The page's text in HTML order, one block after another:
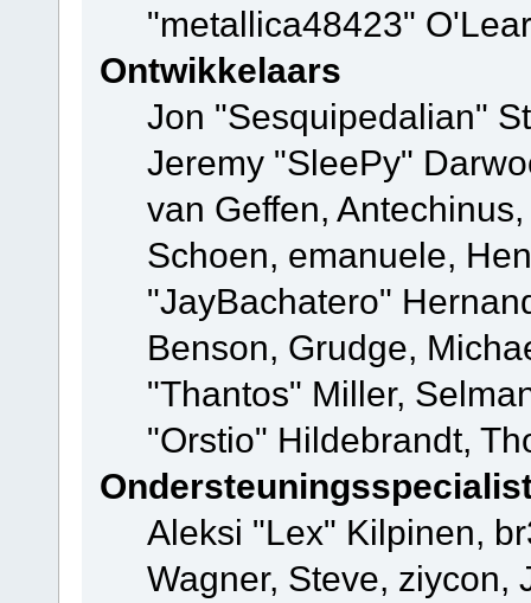
"metallica48423"
Ontwikkelaars
Jon "Sesquipedalian"
Jeremy "SleePy"
van Geffen,
Schoen, emanuele,
"JayBachatero"
Benson, Grudge,
"Thantos" Miller,
"Orstio" Hildebrandt,
Aleksi "Lex" Kilpinen,
Wagner, Steve, ziycon,